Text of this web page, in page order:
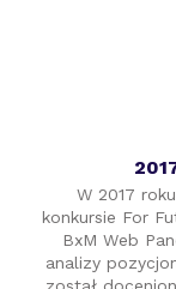
W 2017
konkursie For
BxM Web
analizy